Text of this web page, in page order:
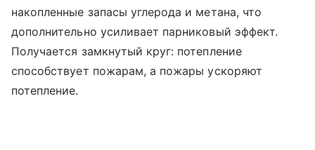
накопленные запасы углерода и метана, что
дополнительно усиливает парниковый эффект.
Получается замкнутый круг: потепление
способствует пожарам, а пожары ускоряют
потепление.